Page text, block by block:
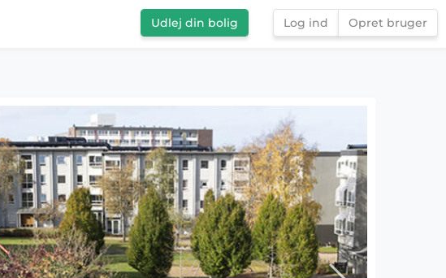
Udlej din bolig Log ind Opret bruger